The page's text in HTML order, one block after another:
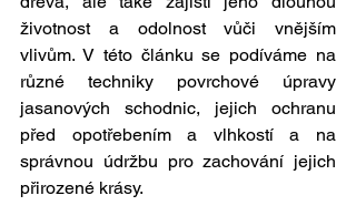
životnost a odolnost vůči vnějším
vlivům. V této článku se podíváme na
různé techniky povrchové úpravy
jasanových schodnic, jejich ochranu
před opotřebením a vlhkostí a na
správnou údržbu pro zachování jejich
přirozené krásy.